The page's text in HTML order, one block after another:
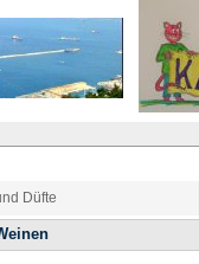
Düfte